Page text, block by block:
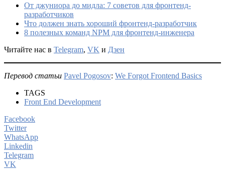
От джуниора до мидла: 7 советов для фронтенд-
разработчиков
Что должен знать хороший фронтенд-разработчик
8 полезных команд NPM для фронтенд-инженера
Читайте нас в Telegram, VK и Дзен
Перевод статьи Pavel Pogosov: We Forgot Frontend Basics
TAGS
Front End Development
Facebook
Twitter
WhatsApp
Linkedin
Telegram
VK